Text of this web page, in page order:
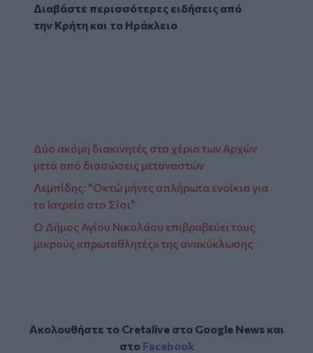
Διαβάστε περισσότερες ειδήσεις από
την Κρήτη και το Ηράκλειο
Δύο ακόμη διακινητές στα χέρια των Αρχών
μετά από διασώσεις μεταναστών
Λεμπίδης: "Οκτώ μήνες απλήρωτα ενοίκια για
το Ιατρείο στο Σίσι"
Ο Δήμος Αγίου Νικολάου επιβραβεύει τους
μικρούς «πρωταθλητές» της ανακύκλωσης
Ακολουθήστε το Cretalive στο Google Newsκαι
στο Facebook